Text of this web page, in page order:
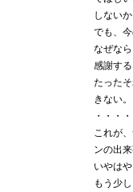
しないか
でも、
なぜな
感謝する
たった
きない。
・・・・
これが
ンの出来
いやは
もう少